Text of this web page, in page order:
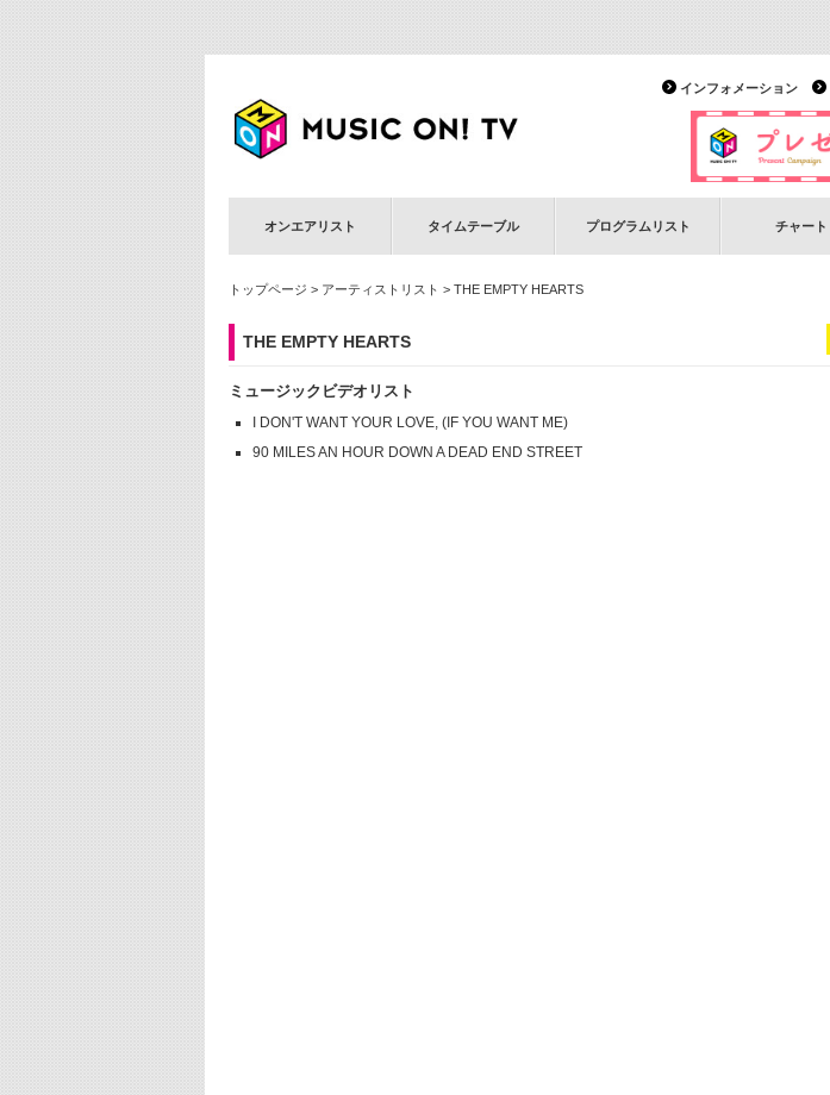
インフォメーション
オンエアリスト タイムテーブル プログラムリスト チャート
トップページ > アーティストリスト > THE EMPTY HEARTS
THE EMPTY HEARTS
ミュージックビデオリスト
I DON'T WANT YOUR LOVE, (IF YOU WANT ME)
90 MILES AN HOUR DOWN A DEAD END STREET